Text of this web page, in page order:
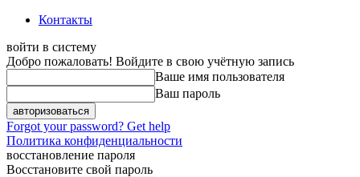
Контакты
войти в систему
Добро пожаловать! Войдите в свою учётную запись
Ваше имя пользователя
Ваш пароль
Forgot your password? Get help
Политика конфиденциальности
восстановление пароля
Восстановите свой пароль